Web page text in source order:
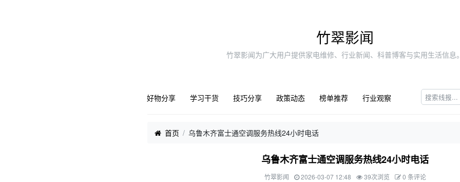
竹翠影闻
竹翠影闻为广大用户提供家电维修、行业新闻、科普博客与实用生活信息
好物分享 学习干货 技巧分享 政策动态 榜单推荐 行业观察
首页 乌鲁木齐富士通空调服务热线24小时电话
乌鲁木齐富士通空调服务热线24小时电话
竹翠影闻 2026-03-07 12:48 39次浏览 0 条评论